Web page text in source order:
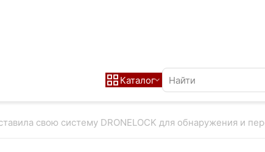
Каталог
свою систему DRONELOCK для обнаружения и